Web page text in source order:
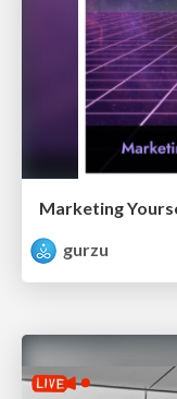
Marketing
gurzu